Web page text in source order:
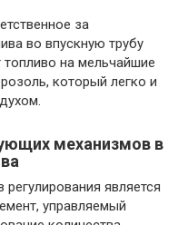
за
во впускную трубу
топливо на мельчайшие
который легко и
механизмов в
является
управляемый